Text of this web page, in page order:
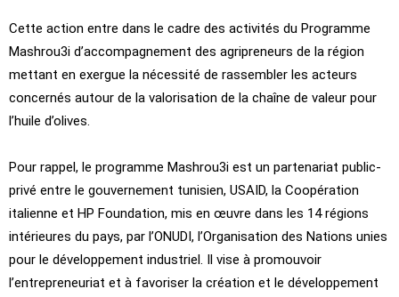
Cette action entre dans le cadre des activités du Programme
Mashrou3i d’accompagnement des agripreneurs de la région
mettant en exergue la nécessité de rassembler les acteurs
concernés autour de la valorisation de la chaîne de valeur pour
l’huile d’olives.
Pour rappel, le programme Mashrou3i est un partenariat public-
privé entre le gouvernement tunisien, USAID, la Coopération
italienne et HP Foundation, mis en œuvre dans les 14 régions
intérieures du pays, par l’ONUDI, l’Organisation des Nations unies
pour le développement industriel. Il vise à promouvoir
l’entrepreneuriat et à favoriser la création et le développement